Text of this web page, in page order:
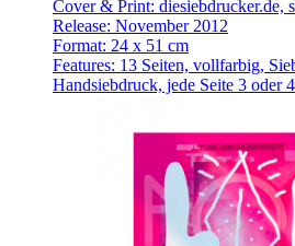
Cover & Print: diesiebdrucker.de,
Release: November 2012
Format: 24 x 51 cm
Features: 13 Seiten, vollfarbig,
Handsiebdruck, jede Seite 3 oder